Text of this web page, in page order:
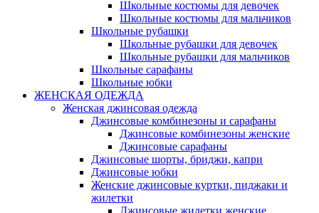
Школьные костюмы для девочек
Школьные костюмы для мальчиков
Школьные рубашки
Школьные рубашки для девочек
Школьные рубашки для мальчиков
Школьные сарафаны
Школьные юбки
ЖЕНСКАЯ ОДЕЖДА
Женская джинсовая одежда
Джинсовые комбинезоны и сарафаны
Джинсовые комбинезоны женские
Джинсовые сарафаны
Джинсовые шорты, бриджи, капри
Джинсовые юбки
Женские джинсовые куртки, пиджаки и
жилетки
Джинсовые жилетки женские